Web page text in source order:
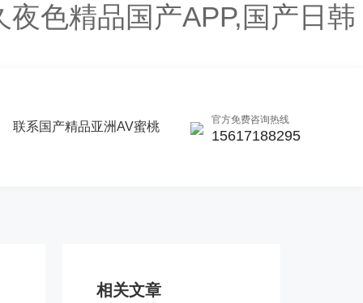
色精品国产APP,国产日韩
联系国产精品亚洲AV蜜桃
官方免费咨询热线
15617188295
相关文章